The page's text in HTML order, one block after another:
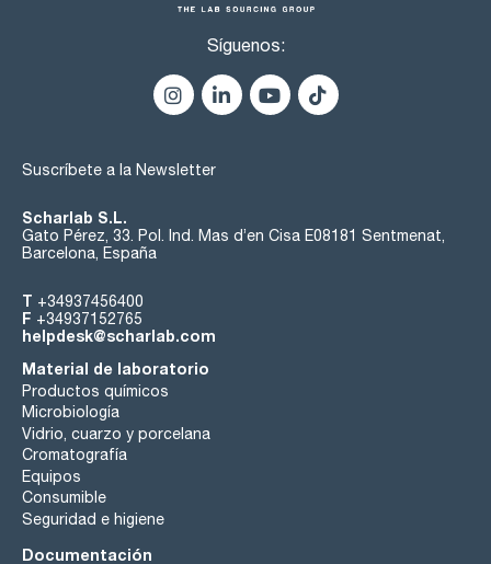
Síguenos:
Suscríbete a la Newsletter
Scharlab S.L.
Gato Pérez, 33. Pol. Ind. Mas d’en Cisa E08181 Sentmenat,
Barcelona, España
T +34937456400
F +34937152765
helpdesk@scharlab.com
Material de laboratorio
Productos químicos
Microbiología
Vidrio, cuarzo y porcelana
Cromatografía
Equipos
Consumible
Seguridad e higiene
Documentación